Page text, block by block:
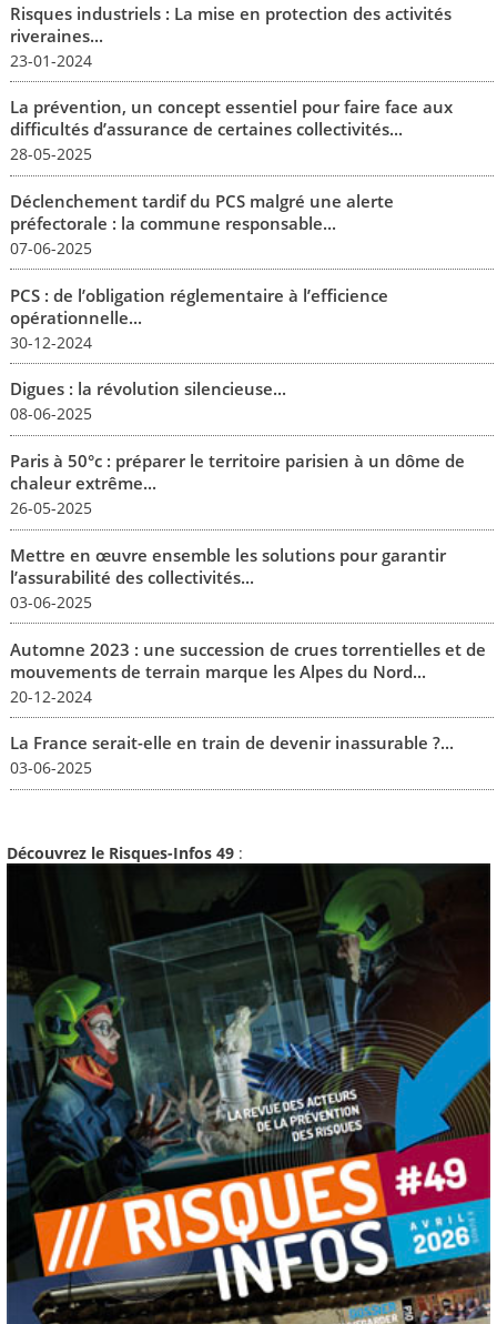
Risques industriels : La mise en protection des activités
riveraines...
23-01-2024
La prévention, un concept essentiel pour faire face aux
difficultés d’assurance de certaines collectivités...
28-05-2025
Déclenchement tardif du PCS malgré une alerte
préfectorale : la commune responsable...
07-06-2025
PCS : de l’obligation réglementaire à l’efficience
opérationnelle...
30-12-2024
Digues : la révolution silencieuse...
08-06-2025
Paris à 50°c : préparer le territoire parisien à un dôme de
chaleur extrême...
26-05-2025
Mettre en œuvre ensemble les solutions pour garantir
l’assurabilité des collectivités...
03-06-2025
Automne 2023 : une succession de crues torrentielles et de
mouvements de terrain marque les Alpes du Nord...
20-12-2024
La France serait-elle en train de devenir inassurable ?...
03-06-2025
Découvrez le Risques-Infos 49 :